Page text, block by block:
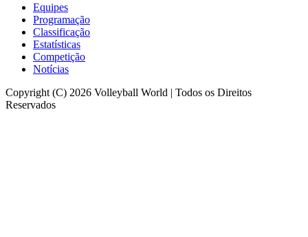
Equipes
Programação
Classificação
Estatísticas
Competição
Notícias
Copyright (C) 2026 Volleyball World | Todos os Direitos
Reservados